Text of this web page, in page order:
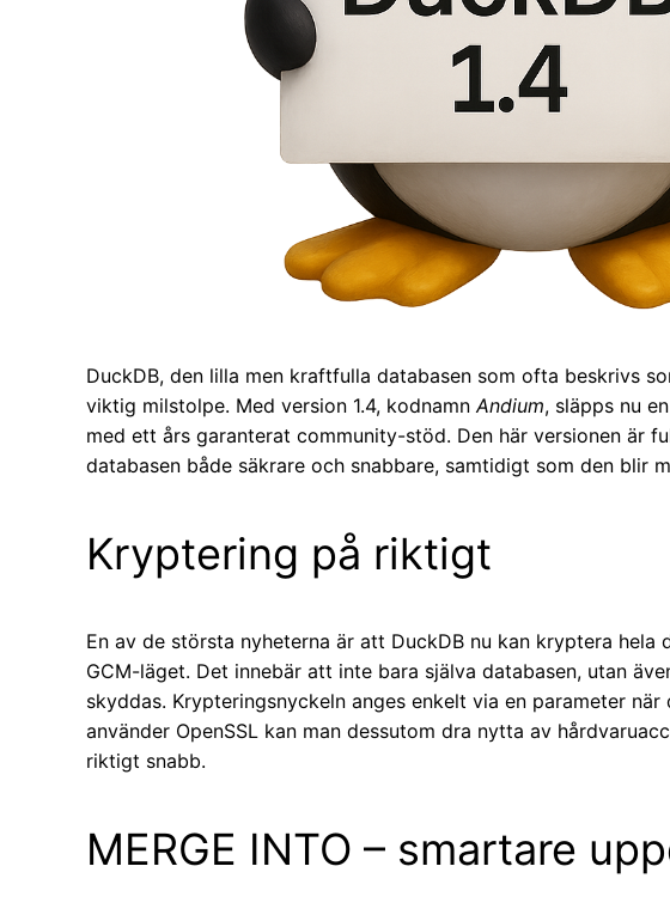
DuckDB, den lilla men kraftfulla databasen som ofta beskrivs
viktig milstolpe. Med version 1.4, kodnamnAndium, släpps nu
med ett års garanterat community-stöd. Den här versionen är
databasen både säkrare och snabbare, samtidigt som den blir
Kryptering på riktigt
En av de största nyheterna är att DuckDB nu kan kryptera hela
GCM-läget. Det innebär att inte bara själva databasen, utan
skyddas. Krypteringsnyckeln anges enkelt via en parameter
använder OpenSSL kan man dessutom dra nytta av
riktigt snabb.
MERGE INTO – smartare